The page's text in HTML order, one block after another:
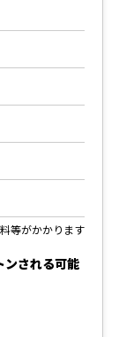
等がかかります
される可能